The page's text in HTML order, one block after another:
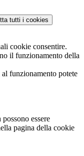
tutti i cookies
cookie consentire.
il funzionamento della
funzionamento potete
essere
pagina della cookie